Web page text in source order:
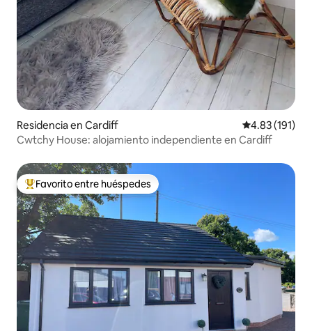
Residencia en Cardiff Calificación
4.83 (191)
Cwtchy House: alojamiento independiente en Cardiff
De los mejores en Favorito entre huéspedes
Favorito entre huéspedes